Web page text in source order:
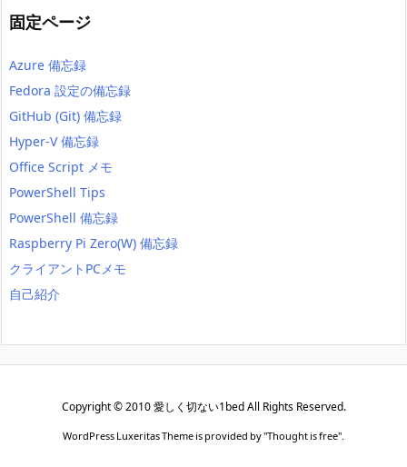
固定ページ
Azure 備忘録
Fedora 設定の備忘録
GitHub (Git) 備忘録
Hyper-V 備忘録
Office Script メモ
PowerShell Tips
PowerShell 備忘録
Raspberry Pi Zero(W) 備忘録
クライアントPCメモ
自己紹介
Copyright ©2010 愛しく切ない1bedAll Rights Reserved.
WordPress Luxeritas Theme is provided by "Thought is free".